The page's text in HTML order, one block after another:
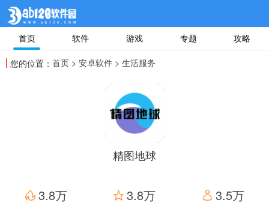
首页 软件 游戏 专题 攻略
您的位置： 首页 > 安卓软件 > 生活服务
精图地球
3.8万 3.8万 3.5万